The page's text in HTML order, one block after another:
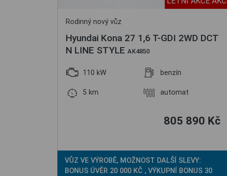
Rodinný nový vůz
Hyundai Kona 27 1,6 T-GDI 2WD DCT
N LINE STYLE AK4850
110 kW benzín
5 km automat
805 890 Kč
VŮZ VE VÝROBĚ, MOŽNOST DALŠÍ SLEVY:
BONUS ÚVĚR 20 000 KČ , VÝKUPNÍ BONUS 30